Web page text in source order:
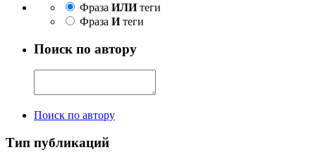
Фраза ИЛИтеги
Фраза Итеги
Поиск по автору
Поиск по автору
Тип публикаций